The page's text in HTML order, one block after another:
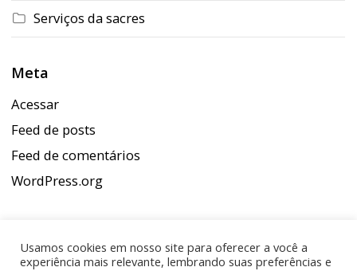
Serviços da sacres
Meta
Acessar
Feed de posts
Feed de comentários
WordPress.org
Usamos cookies em nosso site para oferecer a você a
experiência mais relevante, lembrando suas preferências e